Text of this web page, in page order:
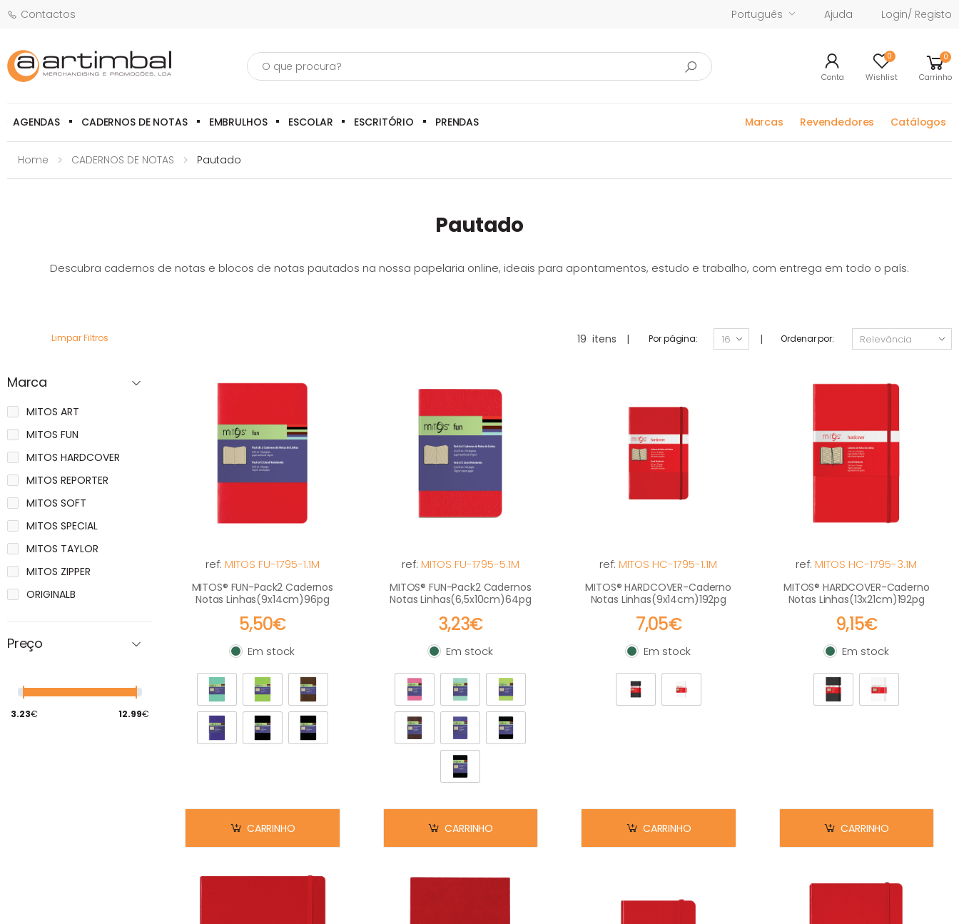
Contactos Português Ajuda Login/ Registo
Pesquisa
Conta
0
Wishlist
0
Carrinho
AGENDAS CADERNOS DE NOTAS EMBRULHOS ESCOLAR ESCRITÓRIO PRENDAS Marcas Revendedores Catálogos
Home CADERNOS DE NOTAS Pautado
Pautado
Descubra cadernos de notas e blocos de notas pautados na nossa papelaria online, ideais para apontamentos, estudo e trabalho, com entrega em todo o país.
19 itens | Por página: | Ordenar por:
ref: MITOS FU-1795-1.1M
MITOS® FUN-Pack2 Cadernos
Notas Linhas(9x14cm)96pg
5,50€
Em stock
Em stock
CARRINHO
ref: MITOS FU-1795-5.1M
MITOS® FUN-Pack2 Cadernos
Notas Linhas(6,5x10cm)64pg
3,23€
Em stock
Em stock
CARRINHO
ref:MITOS HC-1795-1.1M
MITOS® HARDCOVER-Caderno
Notas Linhas(9x14cm)192pg
7,05€
Em stock
Em stock
CARRINHO
ref:MITOS HC-1795-3.1M
MITOS® HARDCOVER-Caderno
Notas Linhas(13x21cm)192pg
9,15€
Em stock
Em stock
CARRINHO
Limpar Filtros
Marca
MITOS ART
MITOS FUN
MITOS HARDCOVER
MITOS REPORTER
MITOS SOFT
MITOS SPECIAL
MITOS TAYLOR
MITOS ZIPPER
ORIGINALB
Preço
3.23€ 12.99€